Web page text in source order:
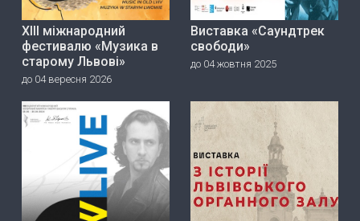
ХІІІ міжнародний
фестивалю «Музика в
старому Львові»
до 04 вересня 2026
Виставка «Саундтрек
свободи»
до 04 жовтня 2025